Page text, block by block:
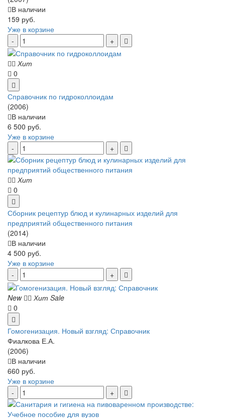
В наличии
159 руб.
Уже в корзине
Хит
0
Справочник по гидроколлоидам
(2006)
В наличии
6 500 руб.
Уже в корзине
Хит
0
Сборник рецептур блюд и кулинарных изделий для
предприятий общественного питания
(2014)
В наличии
4 500 руб.
Уже в корзине
New Хит Sale
0
Гомогенизация. Новый взгляд: Справочник
Фиалкова Е.А.
(2006)
В наличии
660 руб.
Уже в корзине